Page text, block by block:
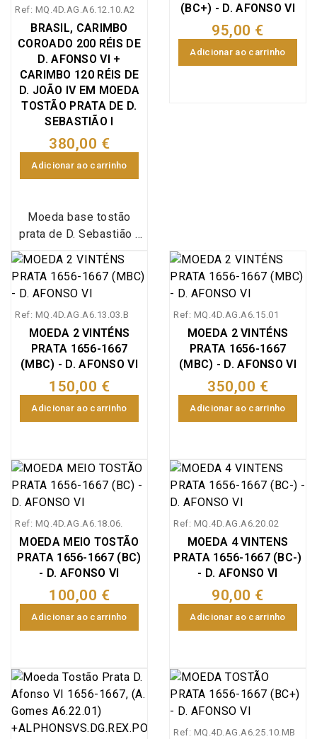
Ref: MQ.4D.AG.A6.12.10.A2
BRASIL, CARIMBO
COROADO 200 RÉIS DE
D. AFONSO VI +
CARIMBO 120 RÉIS DE
D. JOÃO IV EM MOEDA
TOSTÃO PRATA DE D.
SEBASTIÃO I
380,00 €
Adicionar ao carrinho
Moeda base tostão
prata de D. Sebastião I
(1557-1578), com
carimbo 120 Reis de D.
João IV (Portugal - Lei
de 3 Fevereiro de
1642), e carimbo
coroado 200 Réis D.
Afonso VI 1656-1667
(Brasil Lei de 22 Março
de 1663, Regimento de
7 Julho 1663). Este tipo
de tostões em prata da
de padrão monetário
irregular no Brasil, visto
ter sido uma moeda que
naquela colónia circulou
na mesma época em
diferentes sítios por
diferentes valores. Os
carimbos de 150 réis e
200 réis eram aplicados
nos tostões de cunho
respetivas regiões, nem
sempre cumprindo a
legislação em vigor
(Alvará 6/7/1663 e
(BC+) - D. AFONSO VI
95,00 €
Adicionar ao carrinho
Ref: MQ.4D.AG.A6.13.03.B
MOEDA 2 VINTÉNS
PRATA 1656-1667
(MBC) - D. AFONSO VI
150,00 €
Adicionar ao carrinho
Ref: MQ.4D.AG.A6.15.01
MOEDA 2 VINTÉNS
PRATA 1656-1667
(MBC) - D. AFONSO VI
350,00 €
Adicionar ao carrinho
Ref: MQ.4D.AG.A6.18.06.
MOEDA MEIO TOSTÃO
PRATA 1656-1667 (BC)
- D. AFONSO VI
100,00 €
Adicionar ao carrinho
Ref: MQ.4D.AG.A6.20.02
MOEDA 4 VINTENS
PRATA 1656-1667 (BC-)
- D. AFONSO VI
90,00 €
Adicionar ao carrinho
Ref: MQ.4D.AG.A6.25.10.MB